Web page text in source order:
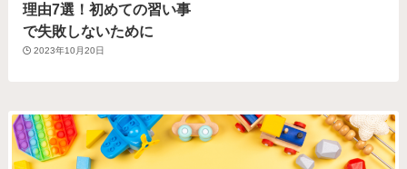
理由7選！初めての習い事
で失敗しないために
2023年10月20日